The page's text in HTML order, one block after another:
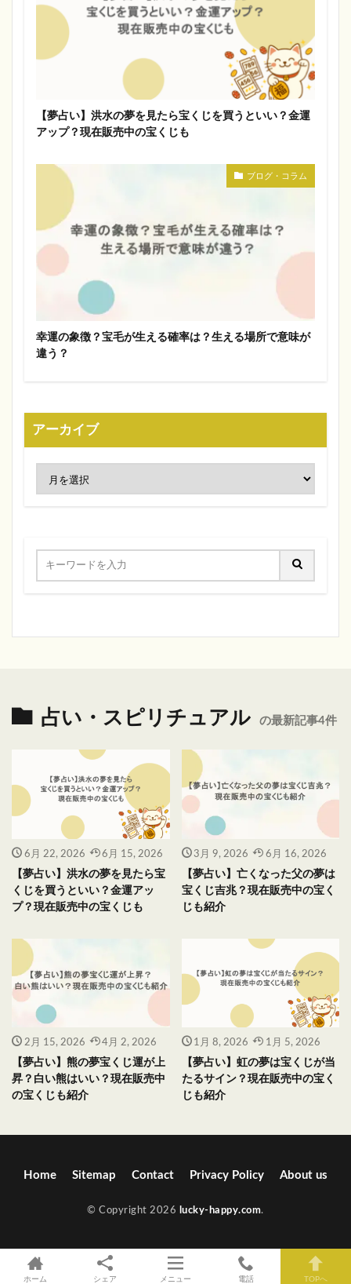
【夢占い】洪水の夢を見たら宝くじを買うといい？金運
アップ？現在販売中の宝くじも
ブログ・コラム
幸運の象徴？宝毛が生える確率は？生える場所で意味が
違う？
アーカイブ
占い・スピリチュアル の最新記事4件
6月 22, 2026 6月 15, 2026
【夢占い】洪水の夢を見たら宝
くじを買うといい？金運アッ
プ？現在販売中の宝くじも
3月 9, 2026 6月 16, 2026
【夢占い】亡くなった父の夢は
宝くじ吉兆？現在販売中の宝く
じも紹介
2月 15, 2026 4月 2, 2026
【夢占い】熊の夢宝くじ運が上
昇？白い熊はいい？現在販売中
の宝くじも紹介
1月 8, 2026 1月 5, 2026
【夢占い】虹の夢は宝くじが当
たるサイン？現在販売中の宝く
じも紹介
Home Sitemap Contact Privacy Policy About us
© Copyright 2026 lucky-happy.com.
ホーム シェア メニュー 電話 TOPへ